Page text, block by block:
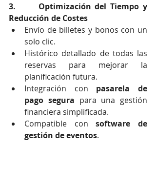
3.      Optimización del Tiempo y
Reducción de Costes
Envío de billetes y bonos con un
solo clic.
Histórico detallado de todas las
reservas para mejorar la
planificación futura.
Integración con pasarela de
pago segura para una gestión
financiera simplificada.
Compatible con software de
gestión de eventos.